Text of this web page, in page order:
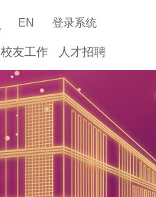
EN 登录系统
校友工作 人才招聘